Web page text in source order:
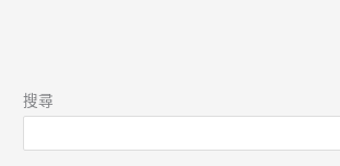
搜尋